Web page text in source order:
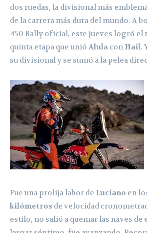
dos ruedas, la divisional más
de la carrera más dura del mundo. A
450 Rally oficial, este jueves logró el
quinta etapa que unió Alula con Hail.
su divisional y se sumó a la pelea
Fue una prolija labor de Luciano en
kilómetros de velocidad
estilo, no salió a quemar las naves de